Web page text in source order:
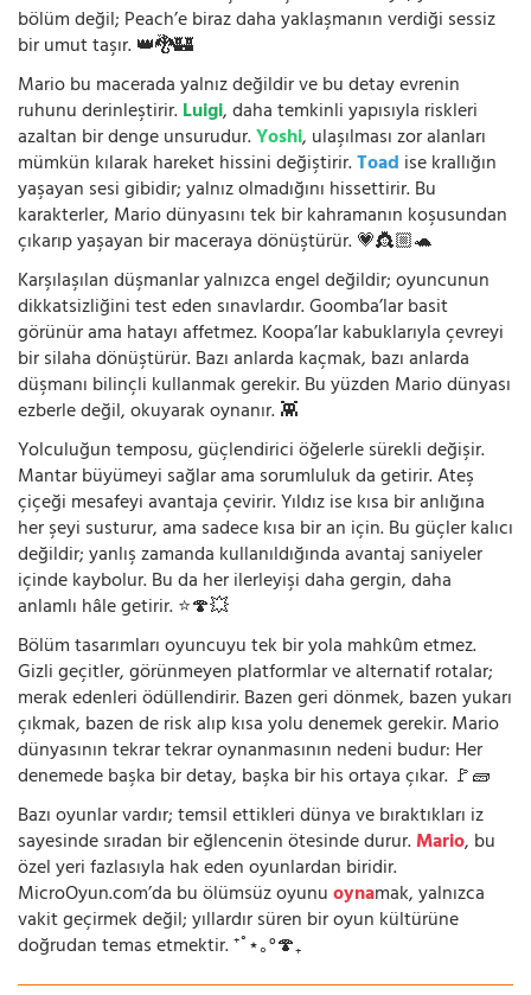
bölüm değil; Peach’e biraz daha yaklaşmanın verdiği sessiz
bir umut taşır. 👑🐉🏰
Mario bu macerada yalnız değildir ve bu detay evrenin
ruhunu derinleştirir.Luigi, daha temkinli yapısıyla riskleri
azaltan bir denge unsurudur.Yoshi, ulaşılması zor alanları
mümkün kılarak hareket hissini değiştirir.Toad ise krallığın
yaşayan sesi gibidir; yalnız olmadığını hissettirir. Bu
karakterler, Mario dünyasını tek bir kahramanın koşusundan
çıkarıp yaşayan bir maceraya dönüştürür. 💗👸🏼🐢
Karşılaşılan düşmanlar yalnızca engel değildir; oyuncunun
dikkatsizliğini test eden sınavlardır. Goomba’lar basit
görünür ama hatayı affetmez. Koopa’lar kabuklarıyla çevreyi
bir silaha dönüştürür. Bazı anlarda kaçmak, bazı anlarda
düşmanı bilinçli kullanmak gerekir. Bu yüzden Mario dünyası
ezberle değil, okuyarak oynanır. 👾
Yolculuğun temposu, güçlendirici öğelerle sürekli değişir.
Mantar büyümeyi sağlar ama sorumluluk da getirir. Ateş
çiçeği mesafeyi avantaja çevirir. Yıldız ise kısa bir anlığına
her şeyi susturur, ama sadece kısa bir an için. Bu güçler kalıcı
değildir; yanlış zamanda kullanıldığında avantaj saniyeler
içinde kaybolur. Bu da her ilerleyişi daha gergin, daha
anlamlı hâle getirir. ⭐🍄💥
Bölüm tasarımları oyuncuyu tek bir yola mahkûm etmez.
Gizli geçitler, görünmeyen platformlar ve alternatif rotalar;
merak edenleri ödüllendirir. Bazen geri dönmek, bazen yukarı
çıkmak, bazen de risk alıp kısa yolu denemek gerekir. Mario
dünyasının tekrar tekrar oynanmasının nedeni budur: Her
denemede başka bir detay, başka bir his ortaya çıkar. 🚩🧱
Bazı oyunlar vardır; temsil ettikleri dünya ve bıraktıkları iz
sayesinde sıradan bir eğlencenin ötesinde durur.Mario, bu
özel yeri fazlasıyla hak eden oyunlardan biridir.
MicroOyun.com’da bu ölümsüz oyunuoynamak, yalnızca
vakit geçirmek değil; yıllardır süren bir oyun kültürüne
doğrudan temas etmektir. ⁺˚⋆｡°🍄₊